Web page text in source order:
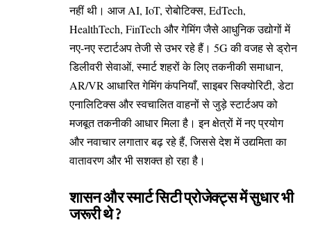
नहीं थी। आज AI, IoT, रोबोटिक्स, EdTech,
HealthTech, FinTech और गेमिंग जैसे आधुनिक उद्योगों में
नए-नए स्टार्टअप तेजी से उभर रहे हैं। 5G की वजह से ड्रोन
डिलीवरी सेवाओं, स्मार्ट शहरों के लिए तकनीकी समाधान,
AR/VR आधारित गेमिंग कंपनियाँ, साइबर सिक्योरिटी, डेटा
एनालिटिक्स और स्वचालित वाहनों से जुड़े स्टार्टअप को
मजबूत तकनीकी आधार मिला है। इन क्षेत्रों में नए प्रयोग
और नवाचार लगातार बढ़ रहे हैं, जिससे देश में उद्यमिता का
वातावरण और भी सशक्त हो रहा है।
शासन और स्मार्ट सिटी प्रोजेक्ट्स में सुधार भी
जरूरी थे ?